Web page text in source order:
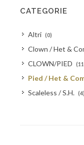
CATEGORIE
Altri (0)
Clown / Het &
CLOWN/PIED
Pied / Het &
Scaleless / S.H. (4)